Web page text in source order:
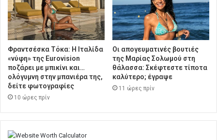
Φραντσέσκα Τόκα: Η Ιταλίδα
«νύφη» της Eurovision
ποζάρει με μπικίνι και…
ολόγυμνη στην μπανιέρα της,
δείτε φωτογραφίες
10 ώρες πρίν
Οι απογευματινές βουτιές
της Μαρίας Σολωμού στη
θάλασσα: Σκέφτεστε τίποτα
καλύτερο; έγραψε
11 ώρες πρίν